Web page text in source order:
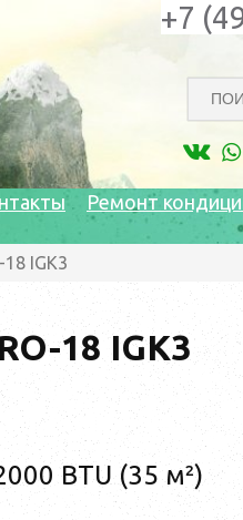
+7
Ремонт
18 IGK3
18 IGK3
BTU (35 м²)